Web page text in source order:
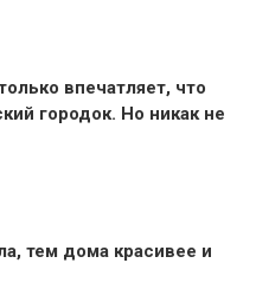
впечатляет, что
городок. Но никак не
тем дома красивее и